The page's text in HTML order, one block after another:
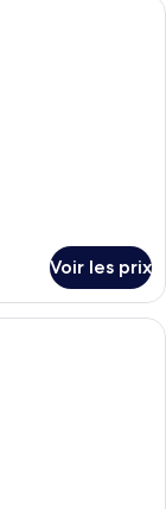
Voir les prix
moderne avec